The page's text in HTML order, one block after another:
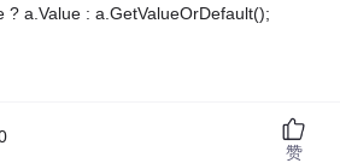
? a.Value : a.GetValueOrDefault();
赞